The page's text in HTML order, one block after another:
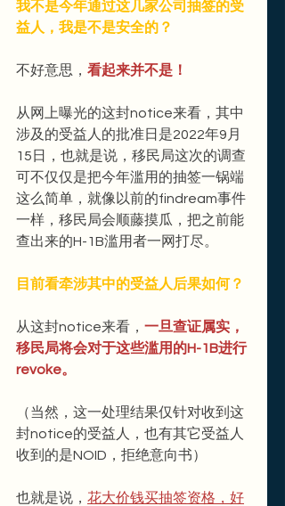
我不是今年通过这几家公司抽签的受
益人，我是不是安全的？
不好意思， 看起来并不是！
从网上曝光的这封notice来看，其中
涉及的受益人的批准日是2022年9月
15日，也就是说，移民局这次的调查
可不仅仅是把今年滥用的抽签一锅端
这么简单，就像以前的findream事件
一样，移民局会顺藤摸瓜，把之前能
查出来的H-1B滥用者一网打尽。
目前看牵涉其中的受益人后果如何？
从这封notice来看， 一旦查证属实，
移民局将会对于这些滥用的H-1B进行
revoke。
（当然，这一处理结果仅针对收到这
封notice的受益人，也有其它受益人
收到的是NOID，拒绝意向书）
也就是说， 花大价钱买抽签资格，好